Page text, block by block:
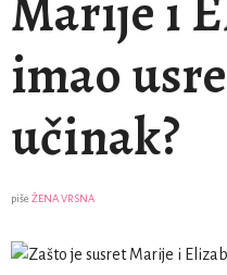
imao
učinak?
piše ŽENA VRSNA